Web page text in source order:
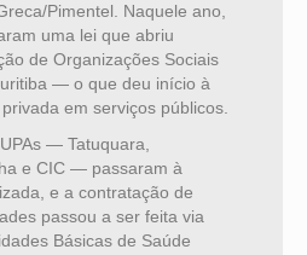
Pimentel. Naquele ano,
uma lei que abriu
de Organizações Sociais
— o que deu início à
em serviços públicos.
— Tatuquara,
e CIC — passaram à
e a contratação de
passou a ser feita via
Básicas de Saúde